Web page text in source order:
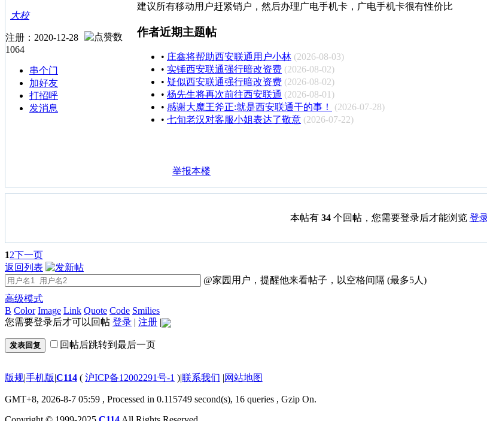
大校
注册：2020-12-28
1064
串个门
加好友
打招呼
发消息
建议所有移动用户赶紧销户，然后办理广电手机卡，广电手机卡很有性价比
作者近期主题帖
• 庄鑫将帮助西安联通用户小林 (2026-08-03)
• 实锤西安联通强行暗改资费 (2026-08-02)
• 疑似西安联通强行暗改资费 (2026-08-02)
• 杨先生将再次前往西安联通 (2026-08-01)
• 感谢大魔王斧正:就是西安联通干的事！
(2026-07-28)
• 七旬老汉对客服小姐表达了敬意 (2026-07-22)
举报本楼
本帖有 34个回帖，您需要登录后才能浏览 登
12下一页
返回列表
@家园用户，提醒他来看帖子，以空格间隔 (最多5人)
高级模式
B Color Image Link Quote Code Smilies
您需要登录后才可以回帖 登录 | 注册 |
发表回复 回帖后跳转到最后一页
版规|手机版|C114 ( 沪ICP备12002291号-1 )|联系我们 |网站地图
GMT+8, 2026-8-7 05:59 , Processed in 0.115749 second(s), 16 queries , Gzip On.